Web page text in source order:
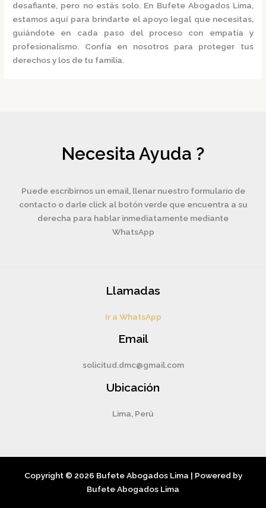
desafiante, pero no estás solo. En Bufete Abogados Lima,
estamos aquí para brindarte el apoyo legal que necesitas,
guiándote en cada paso del proceso con empatía y
profesionalismo.
Confía en nosotros para proteger tus
derechos y los de tu familia.
Necesita Ayuda ?
Puede escribirnos un email, llenar nuestro formulario de
contacto o darle click al botón verde que encuentra a su
derecha para hablar inmediatamente mediante
WhatsApp
Llamadas
Ir a WhatsApp
Email
solicitud.dmc@gmail.com
Ubicación
Lima, Perú
Copyright © 2026 Bufete Abogados Lima | Powered by
Bufete Abogados Lima